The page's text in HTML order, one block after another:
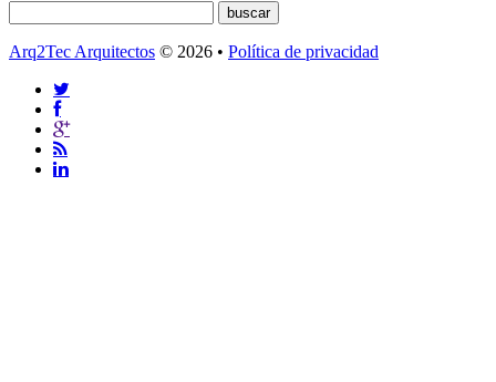
Arq2Tec Arquitectos © 2026 • Política de privacidad